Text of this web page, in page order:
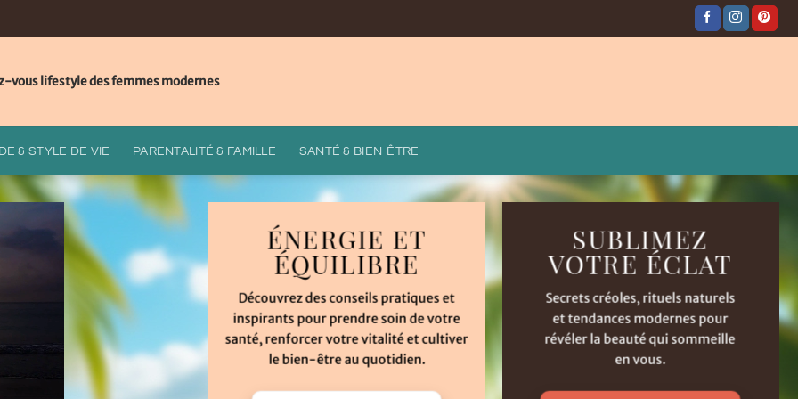
vous lifestyle des femmes modernes
& STYLE DE VIE PARENTALITÉ & FAMILLE SANTÉ & BIEN-ÊTRE
ÉNERGIE ET
ÉQUILIBRE
Découvrez des conseils pratiques et
inspirants pour prendre soin de votre
santé, renforcer votre vitalité et cultiver
le bien-être au quotidien.
SUBLIMEZ
VOTRE ÉCLAT
Secrets créoles, rituels naturels
et tendances modernes pour
révéler la beauté qui sommeille
en vous.